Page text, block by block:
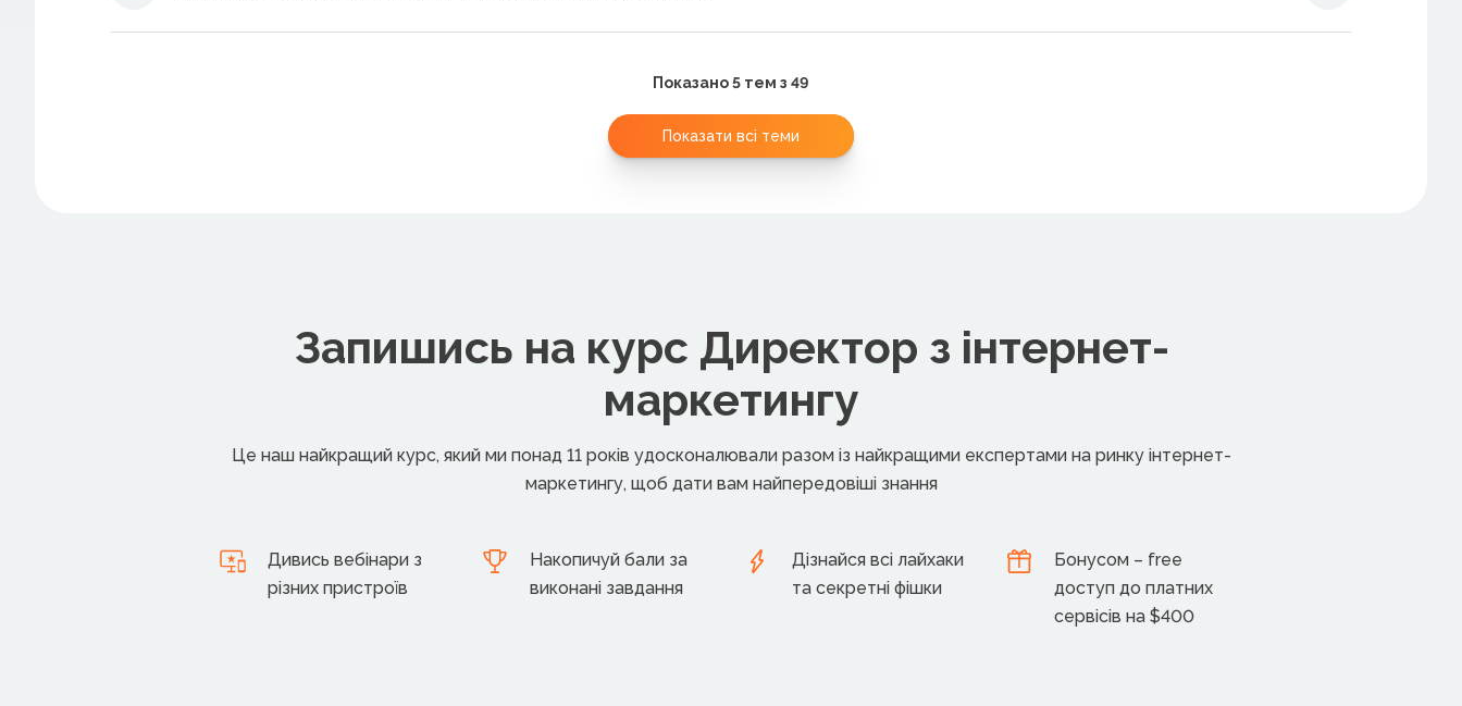
Показано 5 тем з 49
Показати всі теми
Запишись на курс Директор з інтернет-
маркетингу
Це наш найкращий курс, який ми понад 11 років удосконалювали разом із найкращими експертами на ринку інтернет-
маркетингу, щоб дати вам найпередовіші знання
Дивись вебінари з
різних пристроїв
Накопичуй бали за
виконані завдання
Дізнайся всі лайхаки
та секретні фішки
Бонусом – free
доступ до платних
сервісів на $400